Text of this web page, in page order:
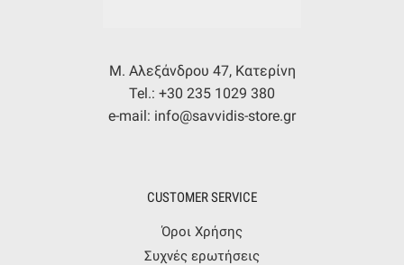
Μ. Αλεξάνδρου 47, Κατερίνη
Tel.: +30 235 1029 380
e-mail: info@savvidis-store.gr
CUSTOMER SERVICE
Όροι Χρήσης
Συχνές ερωτήσεις